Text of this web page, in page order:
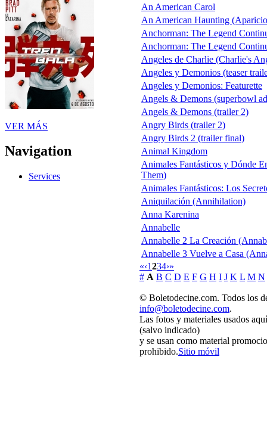
VER MÁS
Navigation
Services
An American Carol
An American Haunting
Anchorman: The Legend
Anchorman: The Legend
Angeles de Charlie (Charlie's
Angeles y Demonios (teaser
Angeles y Demonios: Featurette
Angels & Demons (superbowl
Angels & Demons (trailer 2)
Angry Birds (trailer 2)
Angry Birds 2 (trailer final)
Animal Kingdom
Animales Fantásticos y Dónde
Them)
Animales Fantásticos: Los
Aniquilación (Annihilation)
Anna Karenina
Annabelle
Annabelle 2 La Creación
Annabelle 3 Vuelve a Casa
«‹1234›»
# A B C D E F G H I J K L M N
© Boletodecine.com. Todos los
info@boletodecine.com.
Las fotos y materiales usados
(salvo indicado)
y se usan como material
prohibido.Sitio móvil